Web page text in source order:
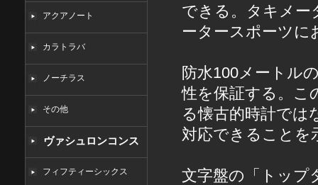
コピーアクアノート
カラトラバ
ノーチラス
その他
ヴァシュロンコンス
タンタンコピー
フィフティーシックス
できる。タキメー
ータースポーツに
防水100メートル
性を保証する。こ
る懐古的時計では
対応できることを
文字盤の「トップ